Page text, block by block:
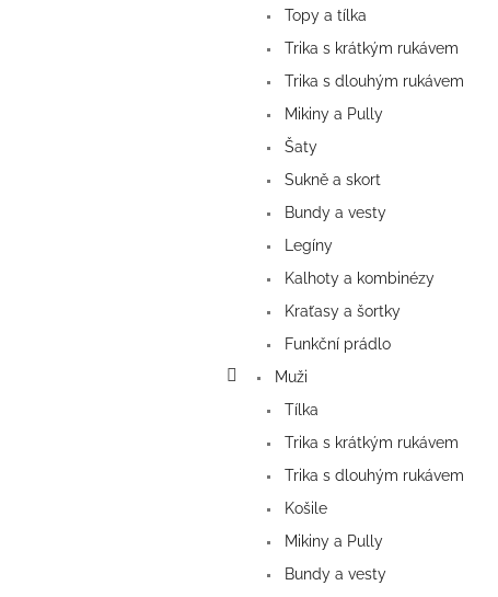
Topy a tílka
Trika s krátkým rukávem
Trika s dlouhým rukávem
Mikiny a Pully
Šaty
Sukně a skort
Bundy a vesty
Legíny
Kalhoty a kombinézy
Kraťasy a šortky
Funkční prádlo
Muži
Tílka
Trika s krátkým rukávem
Trika s dlouhým rukávem
Košile
Mikiny a Pully
Bundy a vesty